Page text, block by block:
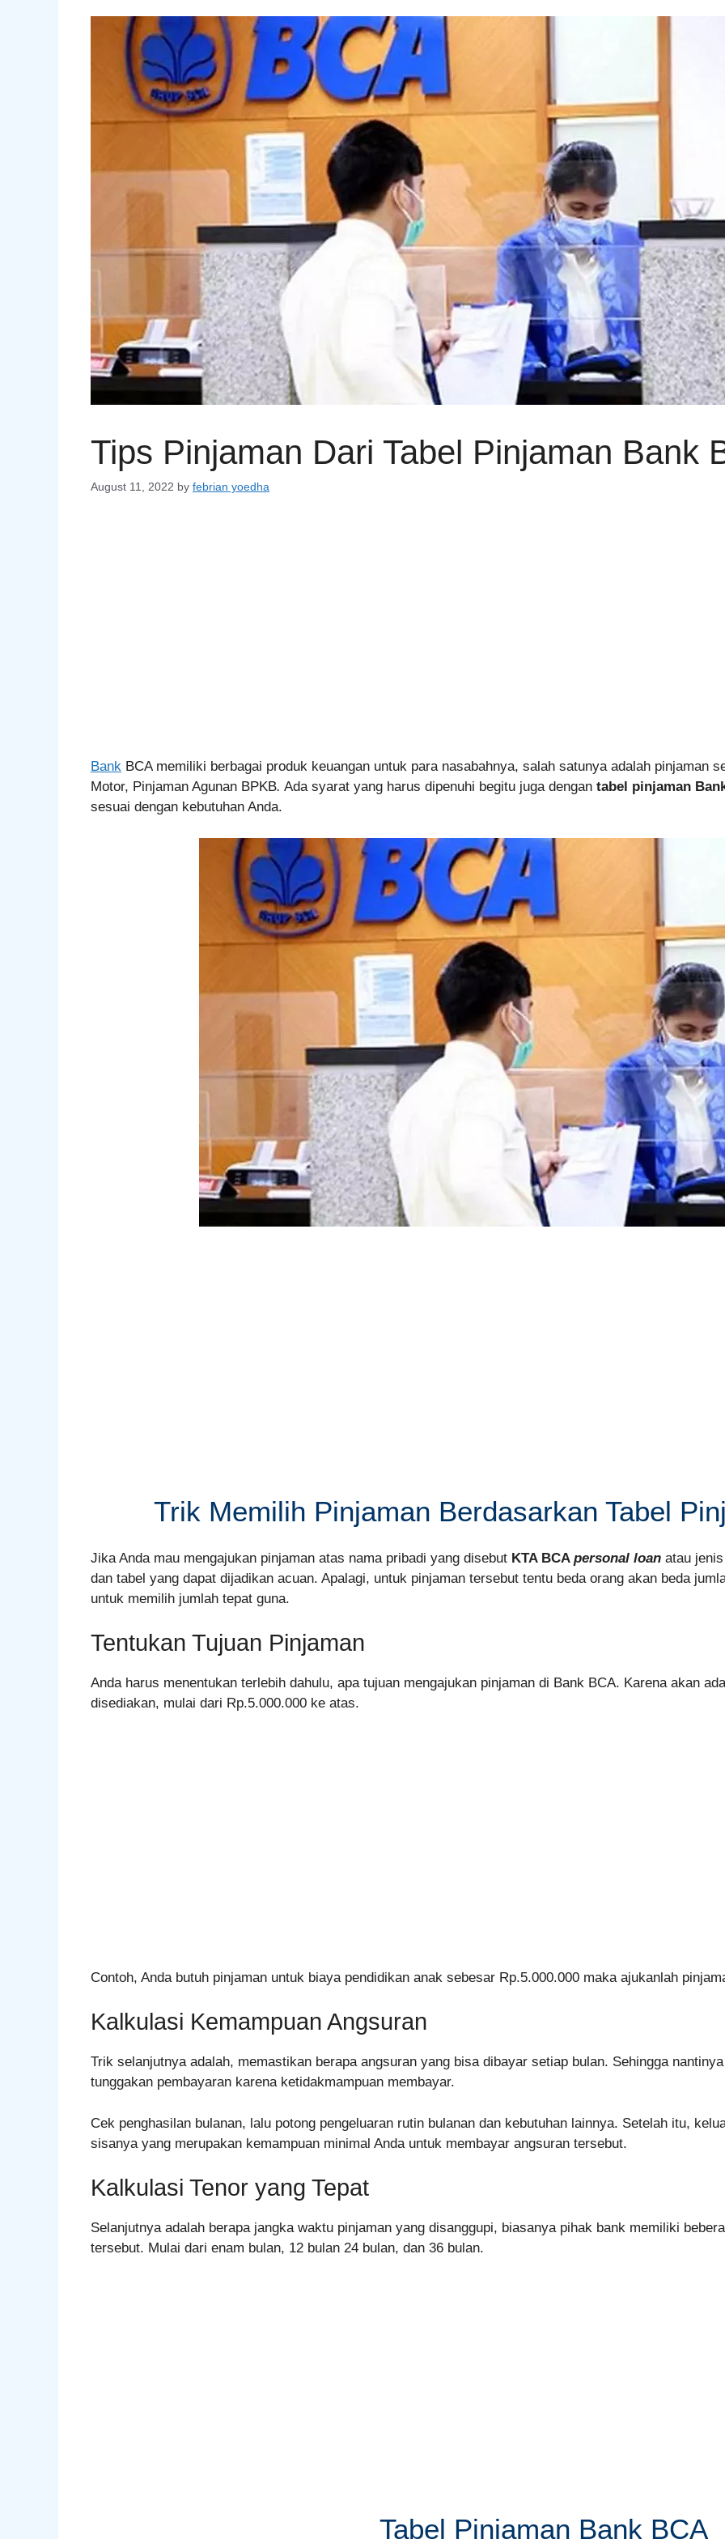
Tips Pinjaman Dari Tabel Pinjaman Bank
August 11, 2022 by febrian yoedha
Bank BCA memiliki berbagai produk keuangan untuk para nasabahnya, salah satunya adalah pinjaman
Motor, Pinjaman Agunan BPKB. Ada syarat yang harus dipenuhi begitu juga dengan tabel pinjaman
sesuai dengan kebutuhan Anda.
Trik Memilih Pinjaman Berdasarkan Tabel
Jika Anda mau mengajukan pinjaman atas nama pribadi yang disebut KTA BCA personal loan atau
dan tabel yang dapat dijadikan acuan. Apalagi, untuk pinjaman tersebut tentu beda orang akan beda
untuk memilih jumlah tepat guna.
Tentukan Tujuan Pinjaman
Anda harus menentukan terlebih dahulu, apa tujuan mengajukan pinjaman di Bank BCA. Karena akan
disediakan, mulai dari Rp.5.000.000 ke atas.
Contoh, Anda butuh pinjaman untuk biaya pendidikan anak sebesar Rp.5.000.000 maka ajukanlah
Kalkulasi Kemampuan Angsuran
Trik selanjutnya adalah, memastikan berapa angsuran yang bisa dibayar setiap bulan. Sehingga
tunggakan pembayaran karena ketidakmampuan membayar.
Cek penghasilan bulanan, lalu potong pengeluaran rutin bulanan dan kebutuhan lainnya. Setelah itu,
sisanya yang merupakan kemampuan minimal Anda untuk membayar angsuran tersebut.
Kalkulasi Tenor yang Tepat
Selanjutnya adalah berapa jangka waktu pinjaman yang disanggupi, biasanya pihak bank memiliki
tersebut. Mulai dari enam bulan, 12 bulan 24 bulan, dan 36 bulan.
Tabel Pinjaman Bank BCA